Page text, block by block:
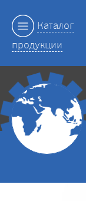
Каталог
продукции